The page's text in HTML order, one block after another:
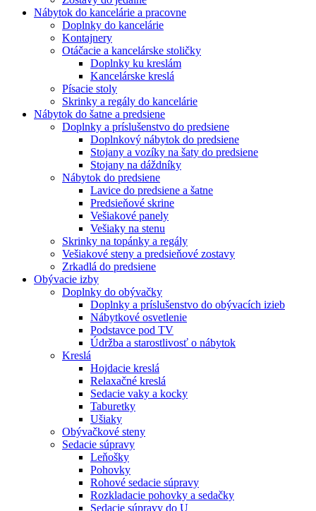
Nábytok do kancelárie a pracovne
Doplnky do kancelárie
Kontajnery
Otáčacie a kancelárske stoličky
Doplnky ku kreslám
Kancelárske kreslá
Písacie stoly
Skrinky a regály do kancelárie
Nábytok do šatne a predsiene
Doplnky a príslušenstvo do predsiene
Doplnkový nábytok do predsiene
Stojany a vozíky na šaty do predsiene
Stojany na dáždníky
Nábytok do predsiene
Lavice do predsiene a šatne
Predsieňové skrine
Vešiakové panely
Vešiaky na stenu
Skrinky na topánky a regály
Vešiakové steny a predsieňové zostavy
Zrkadlá do predsiene
Obývacie izby
Doplnky do obývačky
Doplnky a príslušenstvo do obývacích izieb
Nábytkové osvetlenie
Podstavce pod TV
Údržba a starostlivosť o nábytok
Kreslá
Hojdacie kreslá
Relaxačné kreslá
Sedacie vaky a kocky
Taburetky
Ušiaky
Obývačkové steny
Sedacie súpravy
Leňošky
Pohovky
Rohové sedacie súpravy
Rozkladacie pohovky a sedačky
Sedacie súpravy do U